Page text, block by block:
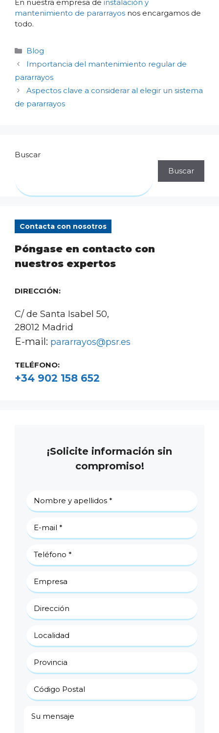
En nuestra empresa de instalación y
mantenimiento de pararrayos nos encargamos de
todo.
Categorías
Blog
Importancia del mantenimiento regular de
pararrayos
Aspectos clave a considerar al elegir un sistema
de pararrayos
Buscar
Buscar
Contacta con nosotros
Póngase en contacto con
nuestros expertos
DIRECCIÓN:
C/ de Santa Isabel 50,
28012 Madrid
E-mail: pararrayos@psr.es
TELÉFONO:
+34 902 158 652
¡Solicite información sin
compromiso!